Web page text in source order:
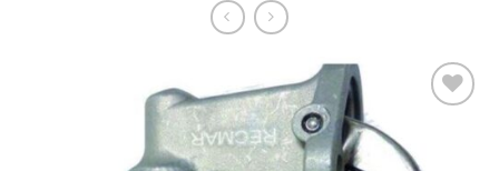
AJOUTER
À LA